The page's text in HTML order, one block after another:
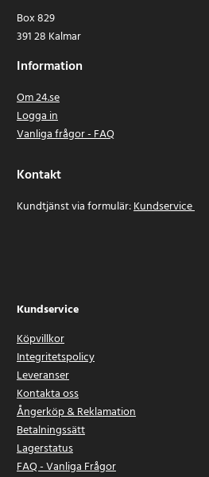
Box 829
391 28 Kalmar
Information
Om 24.se
Logga in
Vanliga frågor - FAQ
Kontakt
Kundtjänst via formulär:Kundservice
Kundservice
Köpvillkor
Integritetspolicy
Leveranser
Kontakta oss
Ångerköp & Reklamation
Betalningssätt
Lagerstatus
FAQ - Vanliga Frågor